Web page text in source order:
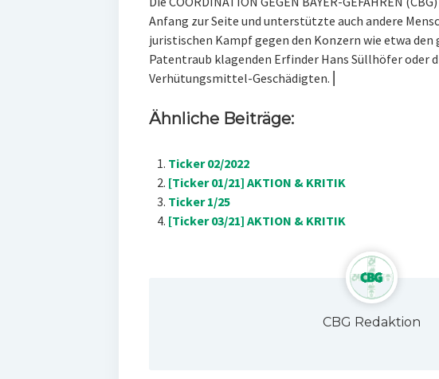
Anfang zur Seite und unterstützte auch andere
juristischen Kampf gegen den Konzern wie etwa den
Patentraub klagenden Erfinder Hans Süllhöfer oder
Verhütungsmittel-Geschädigten. ⎜
Ähnliche Beiträge:
Ticker 02/2022
[Ticker 01/21] AKTION & KRITIK
Ticker 1/25
[Ticker 03/21] AKTION & KRITIK
CBG Redaktion